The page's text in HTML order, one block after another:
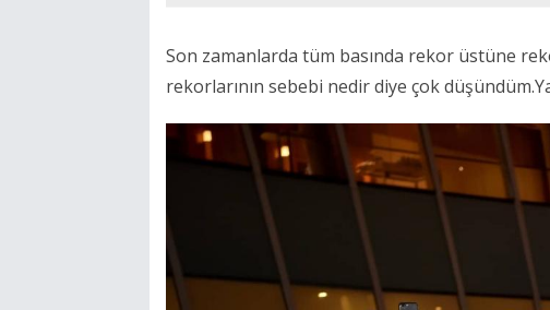
Son zamanlarda tüm basında rekor üstüne
rekorlarının sebebi nedir diye çok